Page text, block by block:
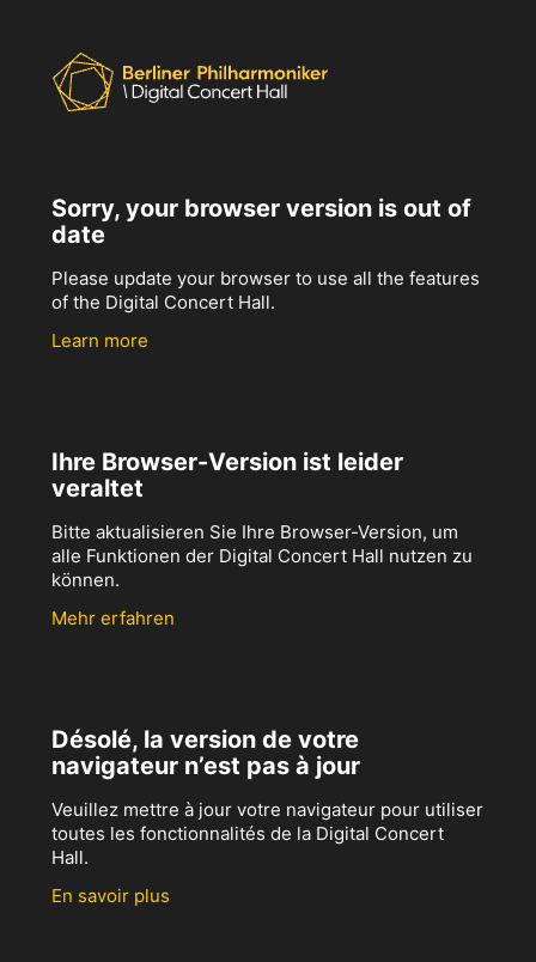
Sorry, your browser version is out of
date
Please update your browser to use all the features
of the Digital Concert Hall.
Learn more
Ihre Browser-Version ist leider
veraltet
Bitte aktualisieren Sie Ihre Browser-Version, um
alle Funktionen der Digital Concert Hall nutzen zu
können.
Mehr erfahren
Désolé, la version de votre
navigateur n’est pas à jour
Veuillez mettre à jour votre navigateur pour utiliser
toutes les fonctionnalités de la Digital Concert
Hall.
En savoir plus